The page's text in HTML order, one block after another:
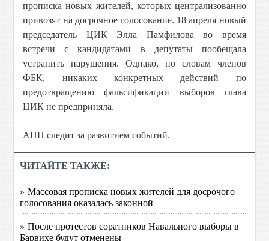
прописка новых жителей, которых централизованно
привозят на досрочное голосование. 18 апреля новый
председатель ЦИК Элла Памфилова во время
встречи с кандидатами в депутаты пообещала
устранить нарушения. Однако, по словам членов
ФБК, никаких конкретных действий по
предотвращению фальсификации выборов глава
ЦИК не предприняла.
АПН следит за развитием событий.
ЧИТАЙТЕ ТАКЖЕ:
» Массовая прописка новых жителей для досрочого
голосования оказалась законной
» После протестов соратников Навального выборы в
Барвихе будут отменены